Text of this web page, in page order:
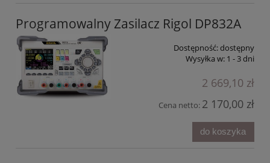
Programowalny Zasilacz Rigol DP832A
Dostępność:dostępny
Wysyłka w: 1 - 3 dni
2 669,10 zł
Cena netto: 2 170,00 zł
do koszyka